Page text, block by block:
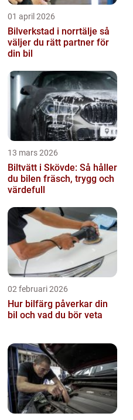
01 april 2026
Bilverkstad i norrtälje så
väljer du rätt partner för
din bil
13 mars 2026
Biltvätt i Skövde: Så håller
du bilen fräsch, trygg och
värdefull
02 februari 2026
Hur bilfärg påverkar din
bil och vad du bör veta